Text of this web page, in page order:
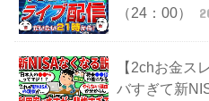
（24：00）
【2chお金ス
バすぎて新